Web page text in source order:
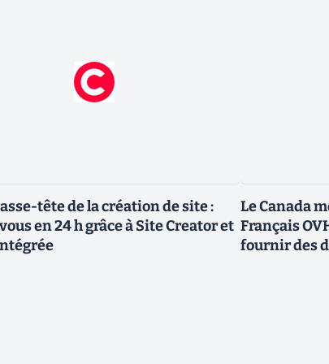
tête de la création de site :
en 24 h grâce à Site Creator et
Le Canada
Français
fournir des